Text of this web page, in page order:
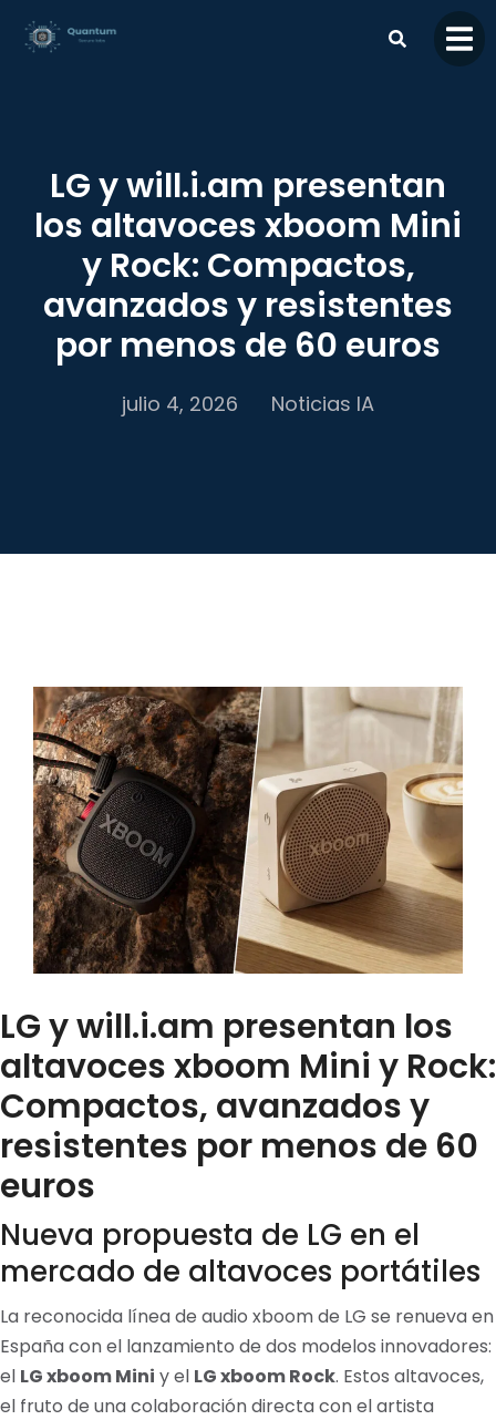
contenido
LG y will.i.am presentan
los altavoces xboom Mini
y Rock: Compactos,
avanzados y resistentes
por menos de 60 euros
julio 4, 2026 Noticias IA
LG y will.i.am presentan los
altavoces xboom Mini y Rock:
Compactos, avanzados y
resistentes por menos de 60
euros
Nueva propuesta de LG en el
mercado de altavoces portátiles
La reconocida línea de audio xboom de LG se renueva en
España con el lanzamiento de dos modelos innovadores:
el LG xboom Mini y el LG xboom Rock. Estos altavoces,
el fruto de una colaboración directa con el artista